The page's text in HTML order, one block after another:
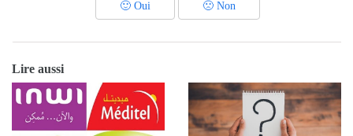
🙂Oui 🙁Non
Lire aussi